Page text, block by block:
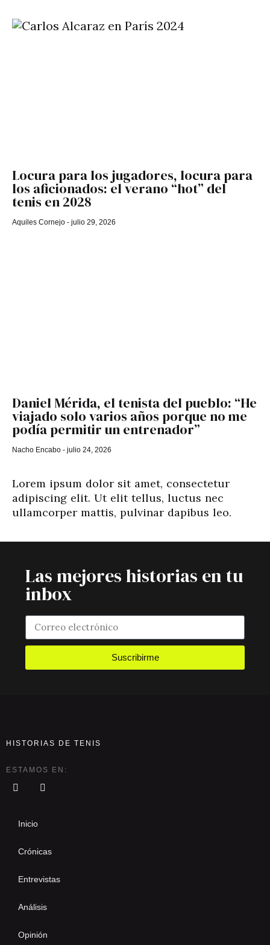
Locura para los jugadores, locura para
los aficionados: el verano “hot” del
tenis en 2028
Aquiles Cornejo julio 29, 2026
Daniel Mérida, el tenista del pueblo: “He
viajado solo varios años porque no me
podía permitir un entrenador”
Nacho Encabo julio 24, 2026
Lorem ipsum dolor sit amet, consectetur
adipiscing elit. Ut elit tellus, luctus nec
ullamcorper mattis, pulvinar dapibus leo.
Las mejores historias en tu
inbox
Suscribirme
HISTORIAS DE TENIS
ESTAMOS EN:
Inicio
Crónicas
Entrevistas
Análisis
Opinión